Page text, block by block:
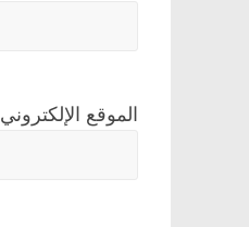
الموقع الإلكتروني